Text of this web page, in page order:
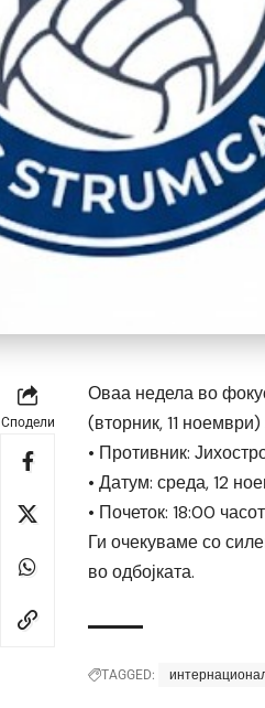
Сподели
Оваа недела во
(вторник, 11
• Противник:
• Датум: среда, 12
• Почеток: 18:00 часот
Ги очекуваме со
во одбојката.
TAGGED: